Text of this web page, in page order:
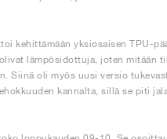
kehittämään yksiosaisen TPU-
lämpösidottuja, joten mitään
Siinä oli myös uusi versio
kannalta, sillä se piti